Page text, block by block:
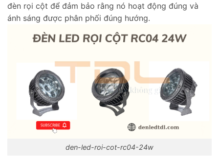
đèn rọi cột để đảm bảo rằng nó hoạt động đúng và
ánh sáng được phân phối đúng hướng.
den-led-roi-cot-rc04-24w